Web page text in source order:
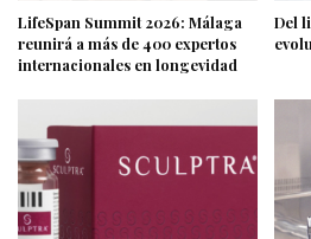
LifeSpan Summit 2026: Málaga
reunirá a más de 400 expertos
internacionales en longevidad
Del